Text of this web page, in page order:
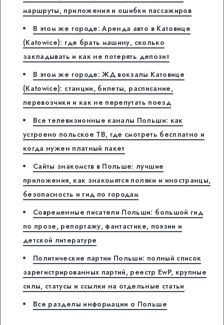
маршруты, приложения и ошибки пассажиров
В этом же городе: Аренда авто в Катовице
(Katowice): где брать машину, сколько
закладывать и как не потерять депозит
В этом же городе: ЖД вокзалы Катовице
(Katowice): станции, билеты, расписание,
перевозчики и как не перепутать поезд
Все телевизионные каналы Польши: как
устроено польское ТВ, где смотреть бесплатно и
когда нужен платный пакет
Сайты знакомств в Польше: лучшие
приложения, как знакомятся поляки и иностранцы,
безопасность и гид по городам
Современные писатели Польши: большой гид
по прозе, репортажу, фантастике, поэзии и
детской литературе
Политические партии Польши: полный список
зарегистрированных партий, реестр EwP, крупные
силы, статусы и ссылки на отдельные статьи
Все разделы информации о Польше